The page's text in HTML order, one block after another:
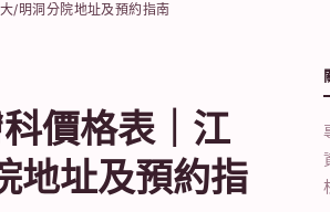
/明洞分院地址及預約指南
價格表｜江
地址及預約指